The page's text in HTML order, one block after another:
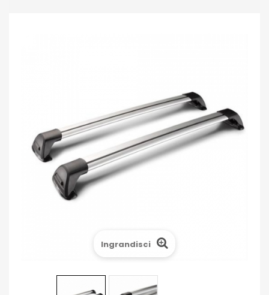
Ingrandisci